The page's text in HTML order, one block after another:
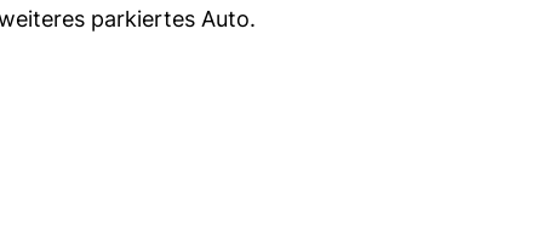
parkiertes Auto.